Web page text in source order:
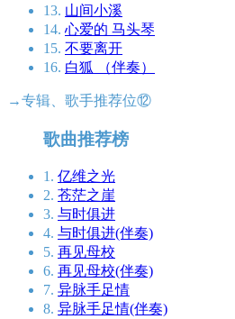
13. 山间小溪
14. 心爱的 马头琴
15. 不要离开
16. 白狐 （伴奏）
→专辑、歌手推荐位⑫
歌曲推荐榜
1. 亿维之光
2. 苍茫之崖
3. 与时俱进
4. 与时俱进(伴奏)
5. 再见母校
6. 再见母校(伴奏)
7. 异脉手足情
8. 异脉手足情(伴奏)